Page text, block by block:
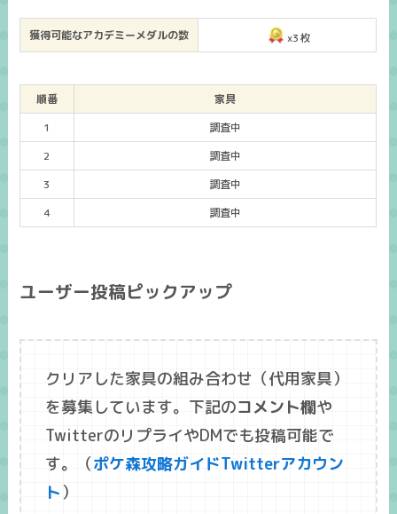
獲得可能なアカデミーメダルの数 x3枚
順番
家具
1
調査中
2
調査中
3
調査中
4
調査中
ユーザー投稿ピックアップ
クリアした家具の組み合わせ（代用家具）
を募集しています。下記のコメント欄や
TwitterのリプライやDMでも投稿可能で
す。（ポケ森攻略ガイドTwitterアカウン
ト ）